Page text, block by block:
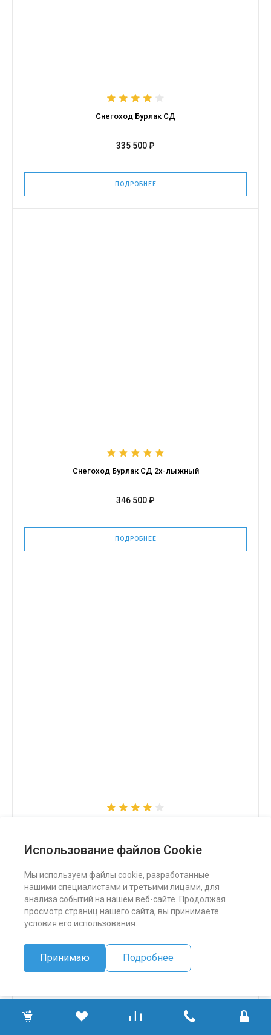
Использование файлов Cookie
Мы используем файлы cookie, разработанные
нашими специалистами и третьими лицами, для
анализа событий на нашем веб-сайте. Продолжая
просмотр страниц нашего сайта, вы принимаете
условия его использования.
Принимаю Подробнее
Снегоход Бурлак СД
335 500 ₽
ПОДРОБНЕЕ
Снегоход Бурлак СД 2х-лыжный
346 500 ₽
ПОДРОБНЕЕ
324 500 ₽
ПОДРОБНЕЕ